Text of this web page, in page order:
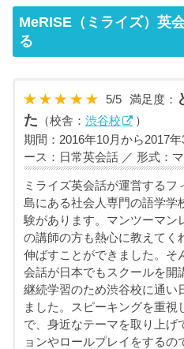
MeRISE（ミライズ）英
る
5/5 満足度：
た （校舎： 渋谷校
）
期間：2016年10月から2017年
ース：日常英会話 ／ 形式：
ミライズ英会話が運営するフ
島にある社会人専門の語学学
験があります。マンツーマン
の講師の方も熱心に教えてく
伸ばすことができました。そ
会話が日本でもスクールを開
継続学習のため渋谷校に通い
ました。スピーキングを重視
で、身近なテーマを取り上げ
ョンやロールプレイをするの